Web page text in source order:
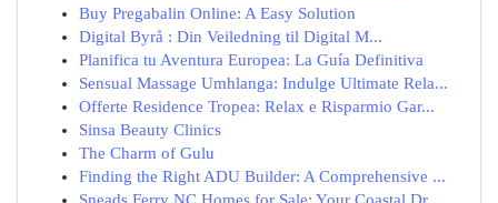
Buy Pregabalin Online: A Easy Solution
Digital Byrå : Din Veiledning til Digital M...
Planifica tu Aventura Europea: La Guía Definitiva
Sensual Massage Umhlanga: Indulge Ultimate Rela...
Offerte Residence Tropea: Relax e Risparmio Gar...
Sinsa Beauty Clinics
The Charm of Gulu
Finding the Right ADU Builder: A Comprehensive ...